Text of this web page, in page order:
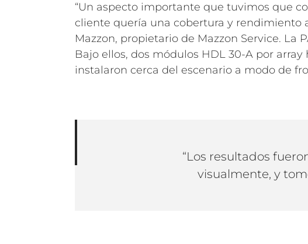
“Un aspecto importante que tuvimos que
cliente quería una cobertura y rendimiento
Mazzon, propietario de Mazzon Service. La
Bajo ellos, dos módulos HDL 30-A por
instalaron cerca del escenario a modo de
“Los resultados
visualmente, y